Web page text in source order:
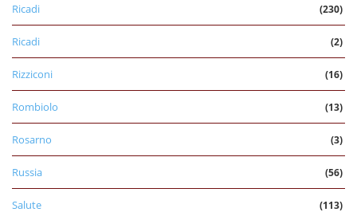
Ricadi (230)
Ricadi (2)
Rizziconi (16)
Rombiolo (13)
Rosarno (3)
Russia (56)
Salute (113)